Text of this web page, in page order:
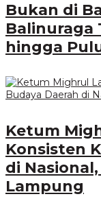
Bukan di
Balinuraga
hingga
Ketum
Konsisten
di
Lampung